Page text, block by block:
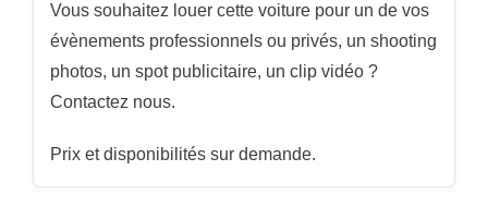
Vous souhaitez louer cette voiture pour un de vos
évènements professionnels ou privés, un shooting
photos, un spot publicitaire, un clip vidéo ?
Contactez nous.
Prix et disponibilités sur demande.